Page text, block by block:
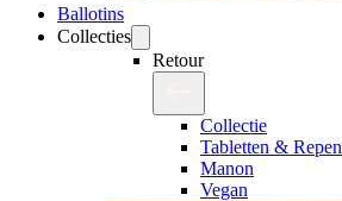
Ballotins
Collecties
Retour
Collectie
Tabletten & Repen
Manon
Vegan